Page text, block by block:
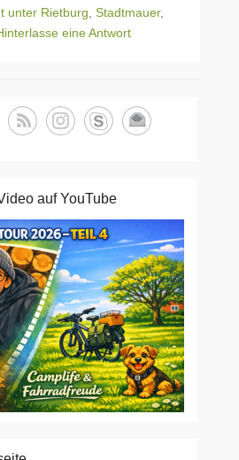
unter Rietburg Stadtmauer,
eine Antwort
auf YouTube